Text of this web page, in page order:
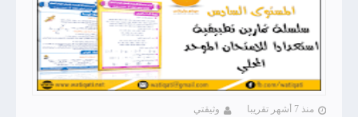
منذ 7 أشهر تقريبا وثيقتي